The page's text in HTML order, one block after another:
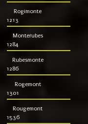
Rogimonte
1213
Monterubes
1284
Rubesmonte
1286
Rogemont
1301
Rougemont
1536